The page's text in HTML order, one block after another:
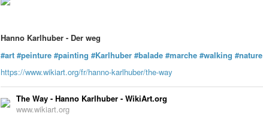
Hanno Karlhuber - Der weg
#art #peinture #painting #Karlhuber #balade #marche #walking #nature
https://www.wikiart.org/fr/hanno-karlhuber/the-way
The Way - Hanno Karlhuber - WikiArt.org
www.wikiart.org